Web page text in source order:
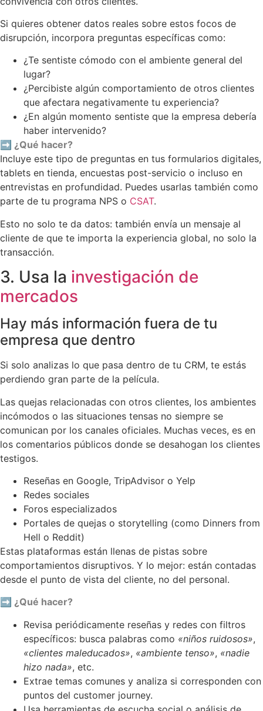
Si quieres obtener datos reales sobre estos focos de
disrupción, incorpora preguntas específicas como:
¿Te sentiste cómodo con el ambiente general del
lugar?
¿Percibiste algún comportamiento de otros clientes
que afectara negativamente tu experiencia?
¿En algún momento sentiste que la empresa debería
haber intervenido?
➡ ¿Qué hacer?
Incluye este tipo de preguntas en tus formularios digitales,
tablets en tienda, encuestas post-servicio o incluso en
entrevistas en profundidad. Puedes usarlas también como
parte de tu programa NPS o CSAT.
Esto no solo te da datos: también envía un mensaje al
cliente de que te importa la experiencia global, no solo la
transacción.
3. Usa la investigación de
mercados
Hay más información fuera de tu
empresa que dentro
Si solo analizas lo que pasa dentro de tu CRM, te estás
perdiendo gran parte de la película.
Las quejas relacionadas con otros clientes, los ambientes
incómodos o las situaciones tensas no siempre se
comunican por los canales oficiales. Muchas veces, es en
los comentarios públicos donde se desahogan los clientes
testigos.
Reseñas en Google, TripAdvisor o Yelp
Redes sociales
Foros especializados
Portales de quejas o storytelling (como Dinners from
Hell o Reddit)
Estas plataformas están llenas de pistas sobre
comportamientos disruptivos. Y lo mejor: están contadas
desde el punto de vista del cliente, no del personal.
➡ ¿Qué hacer?
Revisa periódicamente reseñas y redes con filtros
específicos: busca palabras como «niños ruidosos»,
«clientes maleducados», «ambiente tenso», «nadie
hizo nada», etc.
Extrae temas comunes y analiza si corresponden con
puntos del customer journey.